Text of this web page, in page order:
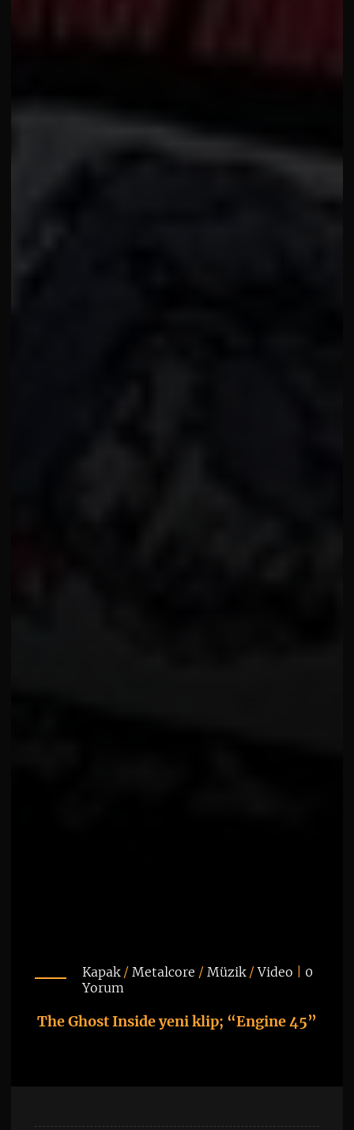
Kapak/ Metalcore / Müzik/Video
0
Yorum
The Ghost Inside yeni klip; “Engine 45”